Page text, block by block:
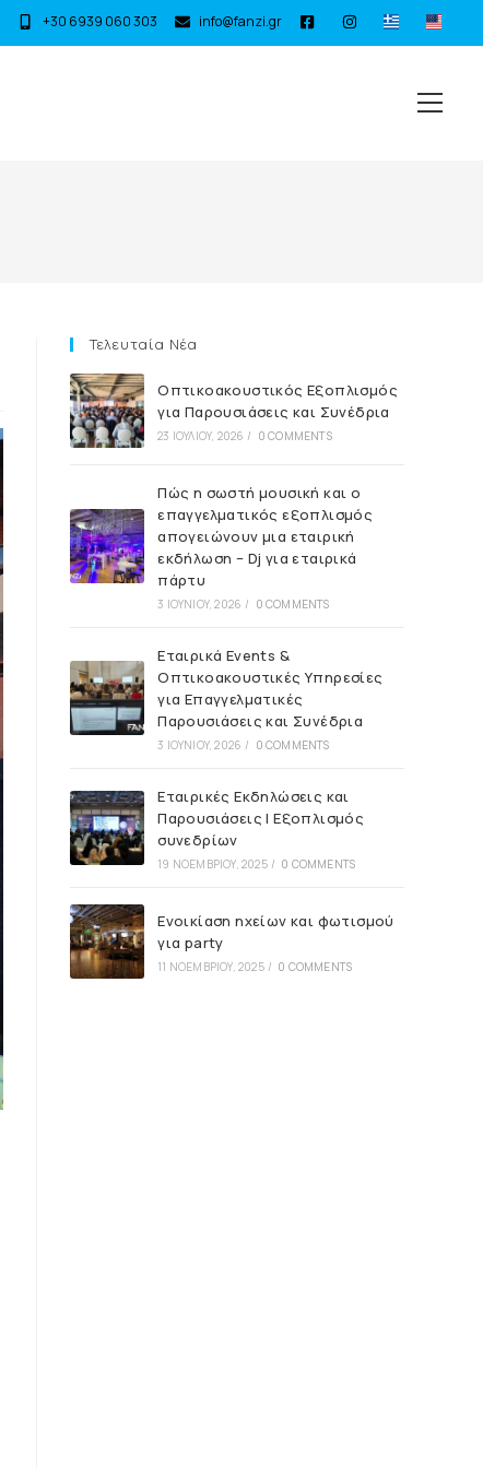
+30 6939 060 303 info@fanzi.gr
Τελευταία Νέα
Οπτικοακουστικός Εξοπλισμός
για Παρουσιάσεις και Συνέδρια
23 ΙΟΥΛΊΟΥ, 2026 / 0 COMMENTS
Πώς η σωστή μουσική και ο
επαγγελματικός εξοπλισμός
απογειώνουν μια εταιρική
εκδήλωση – Dj για εταιρικά
πάρτυ
3 ΙΟΥΝΊΟΥ, 2026 / 0 COMMENTS
Εταιρικά Events &
Οπτικοακουστικές Υπηρεσίες
για Επαγγελματικές
Παρουσιάσεις και Συνέδρια
3 ΙΟΥΝΊΟΥ, 2026 / 0 COMMENTS
Εταιρικές Εκδηλώσεις και
Παρουσιάσεις | Εξοπλισμός
συνεδρίων
19 ΝΟΕΜΒΡΊΟΥ, 2025 / 0 COMMENTS
Ενοικίαση ηχείων και φωτισμού
για party
11 ΝΟΕΜΒΡΊΟΥ, 2025 / 0 COMMENTS